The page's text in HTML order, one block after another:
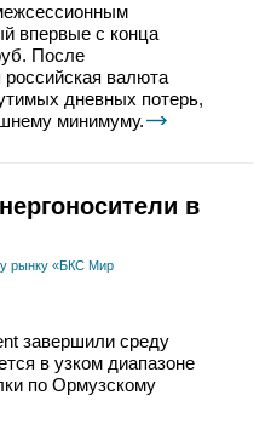
впервые с конца
После
российская валюта
дневных потерь,
минимуму.
в
рынку «БКС Мир
завершили среду
в узком диапазоне
по Ормузскому